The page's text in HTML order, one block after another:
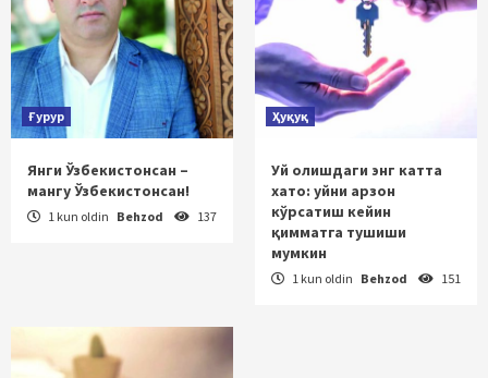
Ғурур
Янги Ўзбекистонсан –
мангу Ўзбекистонсан!
1 kun oldin Behzod 137
Ҳуқуқ
Уй олишдаги энг катта
хато: уйни арзон
кўрсатиш кейин
қимматга тушиши
мумкин
1 kun oldin Behzod 151